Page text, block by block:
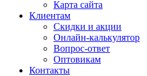
Карта сайта
Клиентам
Скидки и акции
Онлайн-калькулятор
Вопрос-ответ
Оптовикам
Контакты